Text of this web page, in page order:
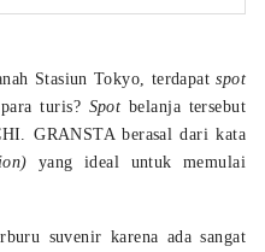
ところを、たくさん発信し
Stasiun Tokyo, terdapatspot
turis?Spot belanja tersebut
GRANSTA berasal dari kata
yang ideal untuk memulai
suvenir karena ada sangat